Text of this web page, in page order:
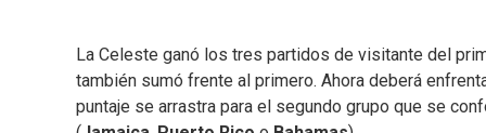
La Celeste ganó los tres partidos de visitante del
también sumó frente al primero. Ahora deberá
puntaje se arrastra para el segundo grupo que se